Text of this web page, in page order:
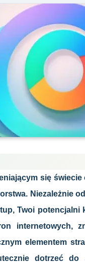
się
Niezależnie
Twoi
internetowych,
elementem
dotrzeć do